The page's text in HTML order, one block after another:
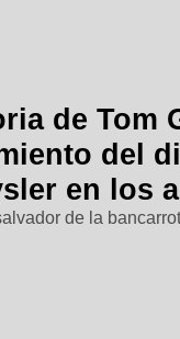
de Tom
del
en los
de la